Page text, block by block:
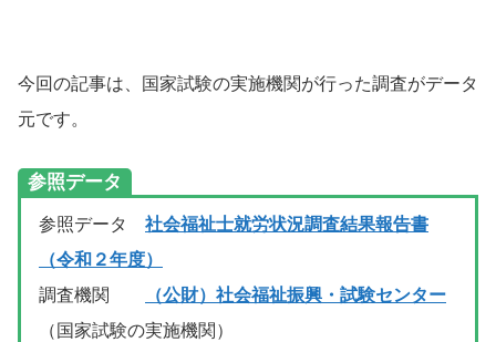
今回の記事は、国家試験の実施機関が行った調査がデータ
元です。
参照データ
参照データ 社会福祉士就労状況調査結果報告書
（令和２年度）
調査機関
（公財）社会福祉振興・試験センター
（国家試験の実施機関）